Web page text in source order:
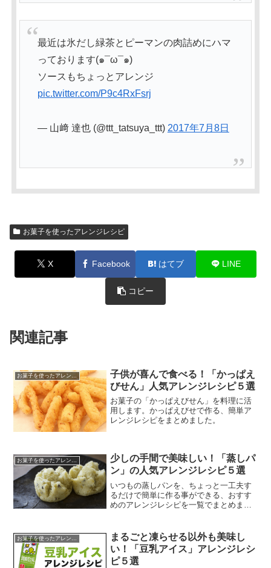
最近は氷だし緑茶とピーマンの肉詰めにハマ
っております(๑¯ω¯๑)
ソースもちょっとアレンジ
pic.twitter.com/P9c4RxFsrj
— 山﨑 達也 (@ttt_tatsuya_ttt) 2017年7月8日
お菓子を使ったアレンジレシピ
X Facebook はてブ LINE
コピー
関連記事
子供が喜んで食べる！「かっぱえ
びせん」人気アレンジレシピ５選
お菓子の「かっぱえびせん」を料理に活
用します。かっぱえびせで作る、簡単ア
レンジレシピをまとめました。
少しの手間で美味しい！「蒸しパ
ン」の人気アレンジレシピ５選
いつもの蒸しパンを、ちょっと一工夫す
るだけで簡単に作る事ができる、おすす
めのアレンジレシピを一覧でまとめまし
まるごと凍らせる以外も美味し
い！「豆乳アイス」アレンジレシ
ピ５選